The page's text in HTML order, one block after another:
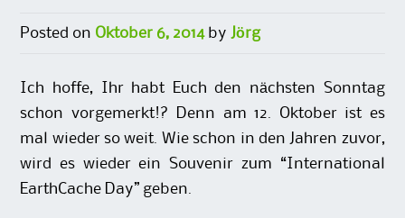
Posted on Oktober 6, 2014by Jörg
Ich hoffe, Ihr habt Euch den nächsten Sonntag
schon vorgemerkt!? Denn am 12. Oktober ist es
mal wieder so weit. Wie schon in den Jahren zuvor,
wird es wieder ein Souvenir zum “International
EarthCache Day” geben.